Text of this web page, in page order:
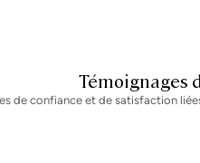
Témoignages
de confiance et de satisfaction